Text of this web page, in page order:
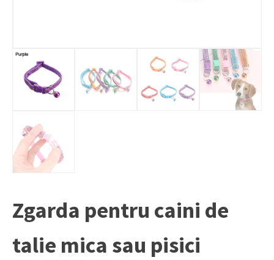
Zgarda pentru caini de
talie mica sau pisici